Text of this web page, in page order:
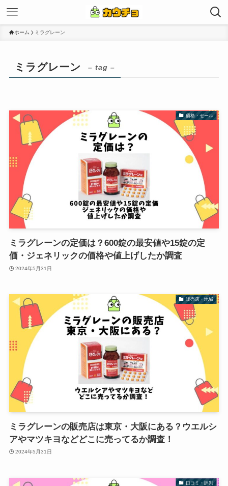
ホーム ミラグレーン
ミラグレーン – tag –
価格・セール
ミラグレーンの定価は？600錠の最安値や15錠の定
価・ジェネリックの価格や値上げしたか調査
2024年5月31日
販売店・地域
ミラグレーンの販売店は東京・大阪にある？ウエルシ
アやマツキヨなどどこに売ってるか調査！
2024年5月31日
口コミ・評判